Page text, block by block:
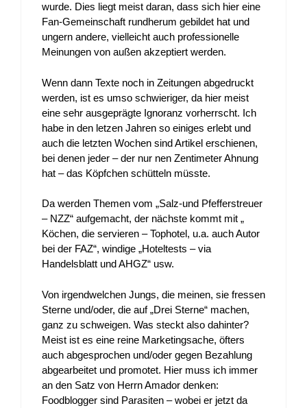
wurde. Dies liegt meist daran, dass sich hier eine
Fan-Gemeinschaft rundherum gebildet hat und
ungern andere, vielleicht auch professionelle
Meinungen von außen akzeptiert werden.
Wenn dann Texte noch in Zeitungen abgedruckt
werden, ist es umso schwieriger, da hier meist
eine sehr ausgeprägte Ignoranz vorherrscht. Ich
habe in den letzen Jahren so einiges erlebt und
auch die letzten Wochen sind Artikel erschienen,
bei denen jeder – der nur nen Zentimeter Ahnung
hat – das Köpfchen schütteln müsste.
Da werden Themen vom „Salz-und Pfefferstreuer
– NZZ“ aufgemacht, der nächste kommt mit „
Köchen, die servieren – Tophotel, u.a. auch Autor
bei der FAZ“, windige „Hoteltests – via
Handelsblatt und AHGZ“ usw.
Von irgendwelchen Jungs, die meinen, sie fressen
Sterne und/oder, die auf „Drei Sterne“ machen,
ganz zu schweigen. Was steckt also dahinter?
Meist ist es eine reine Marketingsache, öfters
auch abgesprochen und/oder gegen Bezahlung
abgearbeitet und promotet. Hier muss ich immer
an den Satz von Herrn Amador denken:
Foodblogger sind Parasiten – wobei er jetzt da